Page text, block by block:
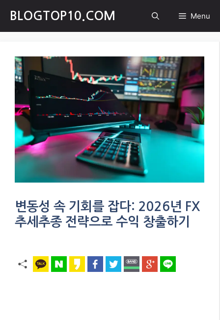
content
BLOGTOP10.COM Menu
변동성 속 기회를 잡다: 2026년 FX
추세추종 전략으로 수익 창출하기